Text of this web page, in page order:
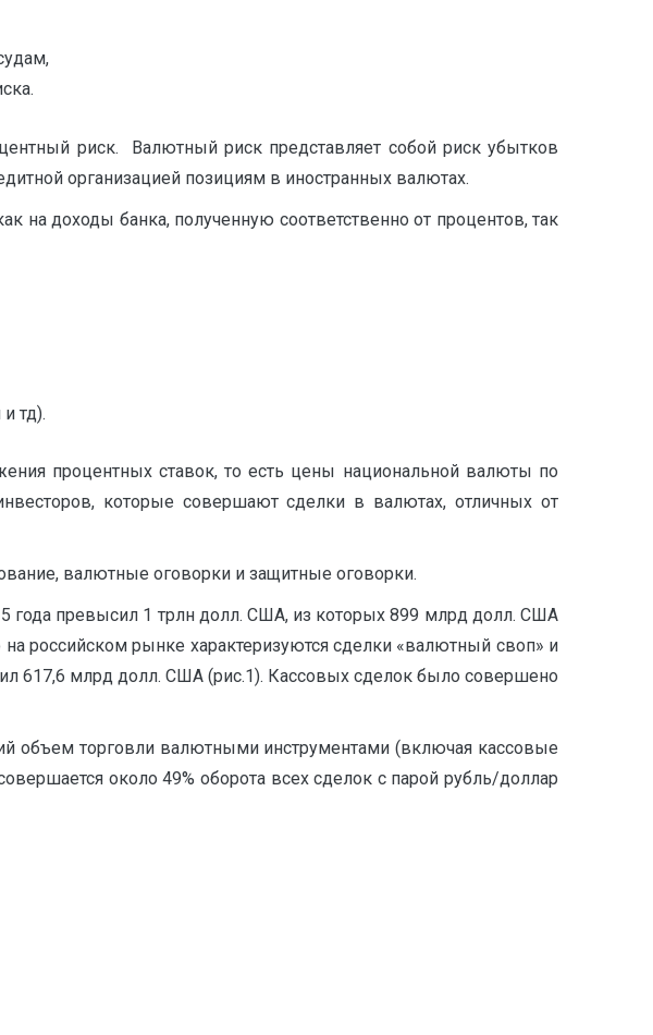
риск. Валютный риск представляет собой риск убытков
организацией позициям в иностранных валютах.
на доходы банка, полученную соответственно от процентов, так
тд).
процентных ставок, то есть цены национальной валюты по
которые совершают сделки в валютах, отличных от
валютные оговорки и защитные оговорки.
превысил 1 трлн долл. США, из которых 899 млрд долл. США
российском рынке характеризуются сделки «валютный своп» и
617,6 млрд долл. США (рис.1). Кассовых сделок было совершено
объем торговли валютными инструментами (включая кассовые
около 49% оборота всех сделок c парой рубль/доллар